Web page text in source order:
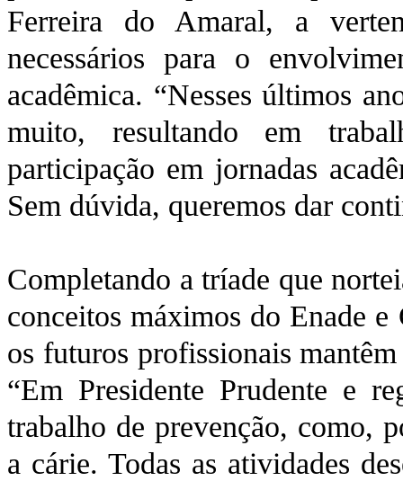
Ferreira do Amaral, a
necessários para o
acadêmica. “Nesses últimos
muito, resultando em
participação em jornadas
Sem dúvida, queremos dar
Completando a tríade que
conceitos máximos do Enade
os futuros profissionais
“Em Presidente Prudente e
trabalho de prevenção, como,
a cárie. Todas as atividades